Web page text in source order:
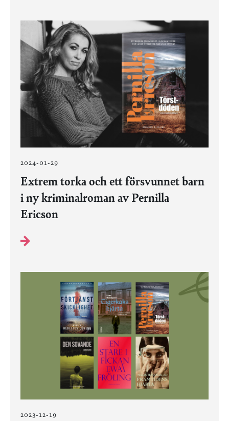
2024-01-29
Extrem torka och ett försvunnet barn
i ny kriminalroman av Pernilla
Ericson
2023-12-19